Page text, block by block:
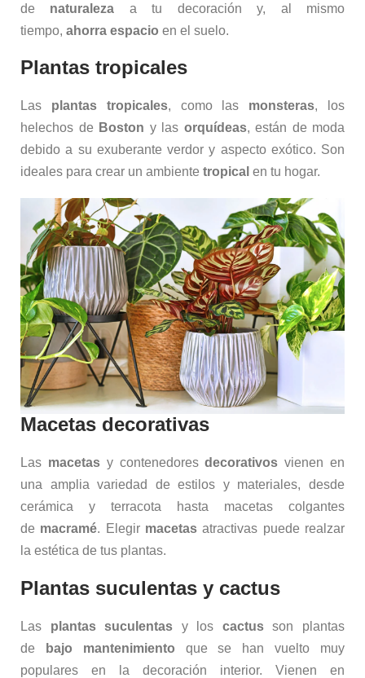
de naturaleza a tu decoración y, al mismo
tiempo, ahorra espacio en el suelo.
Plantas tropicales
Las plantas tropicales, como las monsteras, los
helechos de Boston y las orquídeas, están de moda
debido a su exuberante verdor y aspecto exótico. Son
ideales para crear un ambiente tropical en tu hogar.
Macetas decorativas
Las macetasy contenedoresdecorativos vienen en
una amplia variedad de estilos y materiales, desde
cerámica y terracota hasta macetas colgantes
de macramé. Elegir macetas atractivas puede realzar
la estética de tus plantas.
Plantas suculentas y cactus
Las plantas suculentas y los cactusson plantas
de
bajo mantenimiento que se han vuelto muy
populares en la decoración interior. Vienen en